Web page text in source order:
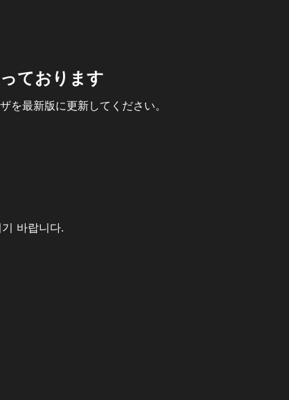
ております
を最新版に更新してください。
바랍니다.